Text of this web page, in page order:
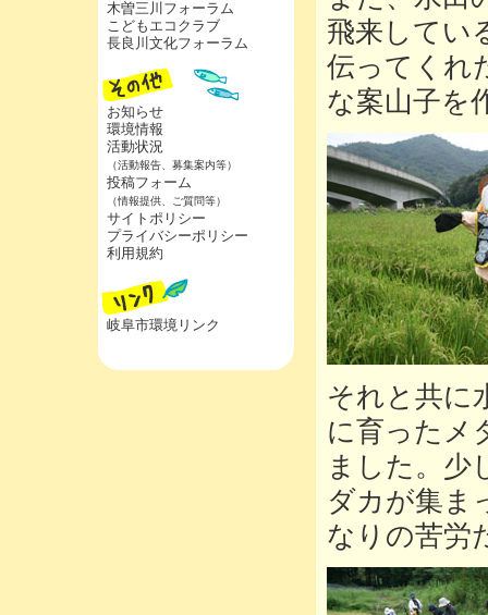
木曽三川フォーラム
こどもエコクラブ
長良川文化フォーラム
お知らせ
環境情報
活動状況
（活動報告、募集案内等）
投稿フォーム
（情報提供、ご質問等）
サイトポリシー
プライバシーポリシー
利用規約
岐阜市環境リンク
飛来してい
伝ってくれ
な案山子を
それと共に
に育ったメ
ました。少
ダカが集ま
なりの苦労